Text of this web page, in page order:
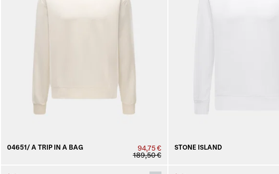
04651/ A TRIP IN A BAG
94,75 €
189,50 €
STONE ISLAND